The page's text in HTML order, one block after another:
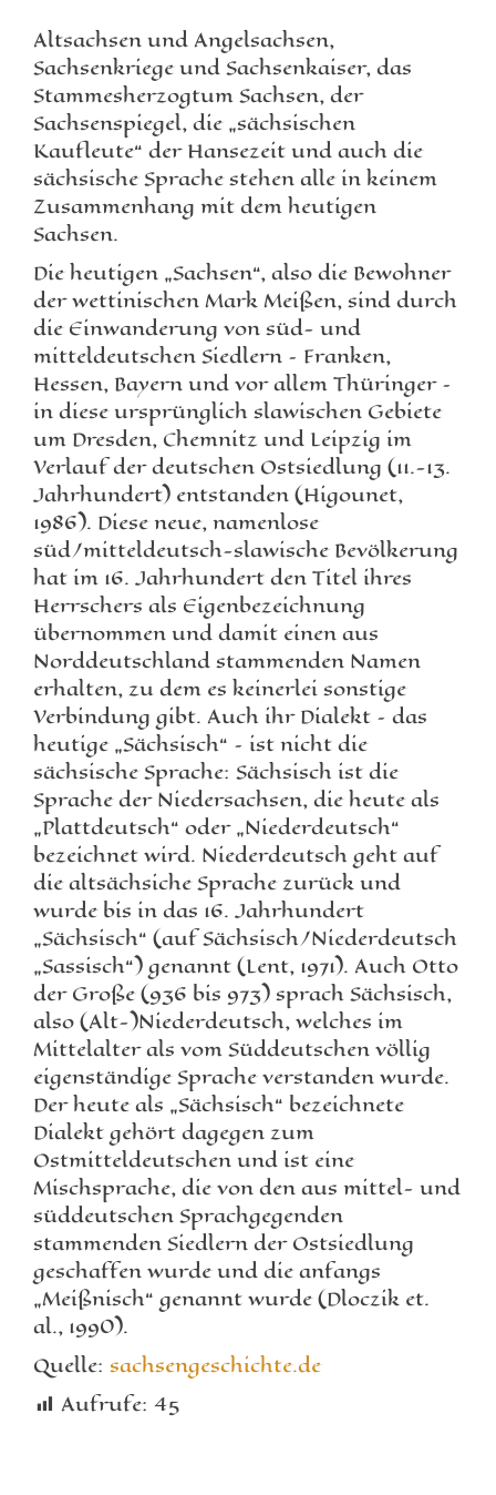
Altsachsen und Angelsachsen,
Sachsenkriege und Sachsenkaiser, das
Stammesherzogtum Sachsen, der
Sachsenspiegel, die „sächsischen
Kaufleute“ der Hansezeit und auch die
sächsische Sprache stehen alle in keinem
Zusammenhang mit dem heutigen
Sachsen.
Die heutigen „Sachsen“, also die Bewohner
der wettinischen Mark Meißen, sind durch
die Einwanderung von süd- und
mitteldeutschen Siedlern – Franken,
Hessen, Bayern und vor allem Thüringer –
in diese ursprünglich slawischen Gebiete
um Dresden, Chemnitz und Leipzig im
Verlauf der deutschen Ostsiedlung (11.-13.
Jahrhundert) entstanden (Higounet,
1986). Diese neue, namenlose
süd/mitteldeutsch-slawische Bevölkerung
hat im 16. Jahrhundert den Titel ihres
Herrschers als Eigenbezeichnung
übernommen und damit einen aus
Norddeutschland stammenden Namen
erhalten, zu dem es keinerlei sonstige
Verbindung gibt. Auch ihr Dialekt – das
heutige „Sächsisch“ – ist nicht die
sächsische Sprache: Sächsisch ist die
Sprache der Niedersachsen, die heute als
„Plattdeutsch“ oder „Niederdeutsch“
bezeichnet wird. Niederdeutsch geht auf
die altsächsiche Sprache zurück und
wurde bis in das 16. Jahrhundert
„Sächsisch“ (auf Sächsisch/Niederdeutsch
„Sassisch“) genannt (Lent, 1971). Auch Otto
der Große (936 bis 973) sprach Sächsisch,
also (Alt-)Niederdeutsch, welches im
Mittelalter als vom Süddeutschen völlig
eigenständige Sprache verstanden wurde.
Der heute als „Sächsisch“ bezeichnete
Dialekt gehört dagegen zum
Ostmitteldeutschen und ist eine
Mischsprache, die von den aus mittel- und
süddeutschen Sprachgegenden
stammenden Siedlern der Ostsiedlung
geschaffen wurde und die anfangs
„Meißnisch“ genannt wurde (Dloczik et.
al., 1990).
Quelle: sachsengeschichte.de
Aufrufe: 45